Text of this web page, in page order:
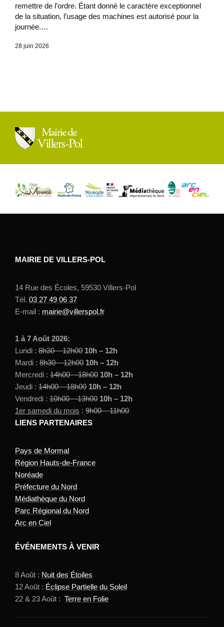
remettre de l’ordre. Étant donné le caractère exceptionnel
de la situation, l’usage des machines est autorisé pour la
journée.…
28 juin 2026
MAIRIE DE VILLERS-POL
14 Rue des Écoles, 59530 Villers-Pol
Tél. 03 27 49 06 37
E-mail : mairie@villerspol.fr
1 à 7 Août 2026:
Lundi : 8h30 – 12h00 10h – 12h
Mardi : 8h30 – 12h00 10h – 12h
Mercredi : 14h00 – 18h00 10h – 12h
Jeudi : 14h00 – 18h00 10h – 12h
Vendredi : 10h00 – 13h00 10h – 12h
1er samedi du mois : 9h00 – 11h00
LIENS PARTENAIRES
Pays de Mormal
Région Hauts-de-France
Noréade
Préfecture du Nord
Médiathèque du Nord
Parc Régional du Nord
Arc en Ciel
ÉVÉNEMENTS À VENIR
8 Août : Nuit des Étoiles
12 Août : Éclipse Partielle du Soleil
22 & 23 Août : Terre en Folie